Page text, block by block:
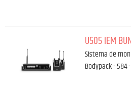
U505 IEM
Sistema de
Bodypack - 584